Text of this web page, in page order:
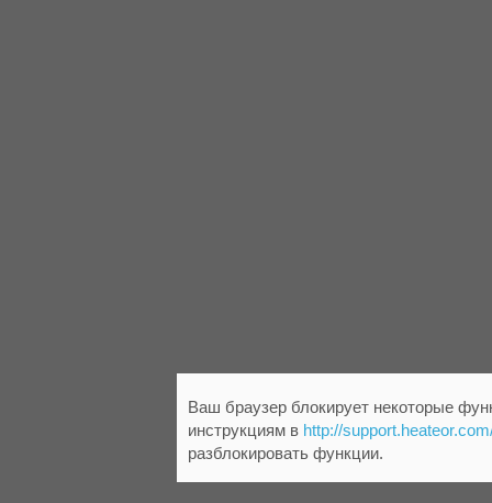
Ваш браузер блокирует некоторые
инструкциям в http://
разблокировать функции.